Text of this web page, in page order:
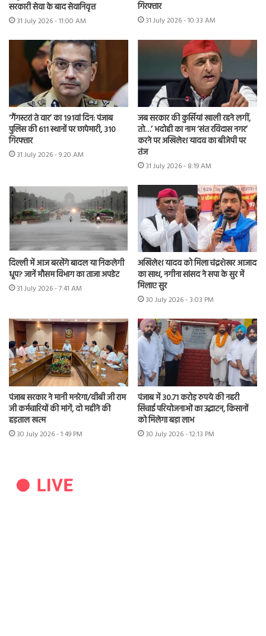
सरकारी सेवा के बाद सेवानिवृत्त
31 July 2026 - 11:00 AM
गिरफ्तार
31 July 2026 - 10:33 AM
‘गैंगस्टरां ते वार’ का 191वां दिन: पंजाब
पुलिस की 611 स्थानों पर छापेमारी, 310
गिरफ्तार
31 July 2026 - 9:20 AM
जब सरकार की कुर्सियां खाली रहने लगीं,
तो…’ भदोही का नाम ‘संत रविदास नगर’
करने पर अखिलेश यादव का बीजेपी पर
तंज
31 July 2026 - 8:19 AM
दिल्ली में आज बरसेंगे बादल या निकलेगी
धूप? जानें मौसम विभाग का ताजा अपडेट
31 July 2026 - 7:41 AM
अखिलेश यादव को मिला चंद्रशेखर आजाद
का साथ, नगीना सांसद ने सपा के सुर में
मिलाए सुर
30 July 2026 - 3:03 PM
पंजाब सरकार ने मानी मनरेगा/वीबी जी राम
जी कर्मचारियों की मांगें, दो महीने की
हड़ताल खत्म
30 July 2026 - 1:49 PM
पंजाब में 30.71 करोड़ रुपये की नहरी
सिंचाई परियोजनाओं का उद्घाटन, किसानों
को मिलेगा बड़ा लाभ
30 July 2026 - 12:13 PM